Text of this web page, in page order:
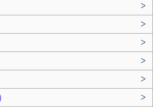
>
>
>
>
>
>